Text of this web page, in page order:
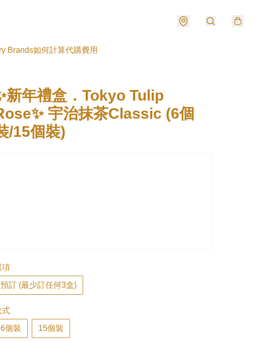
Brands如何計算代購費用
新年禮盒．Tokyo Tulip
宇治抹茶Classic (6個
/15個裝)
項
預訂 (最少訂任何3盒)
式
6個裝 15個裝